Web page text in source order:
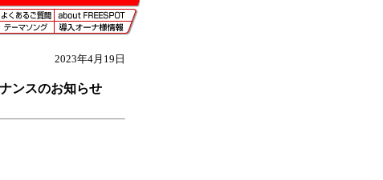
2023年4月19日
ンスのお知らせ